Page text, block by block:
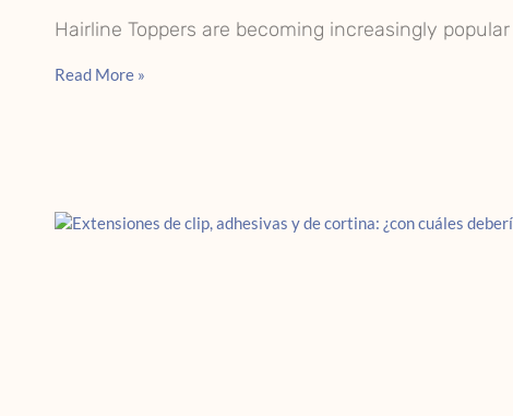
Hairline Toppers are becoming increasingly
Read More »